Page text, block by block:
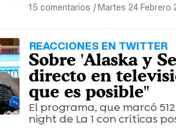
15 comentarios |Martes 24 Febrero
REACCIONES EN TWITTER
Sobre 'Alaska y
directo en
que es posible"
El programa, que marcó
night de La 1 con críticas